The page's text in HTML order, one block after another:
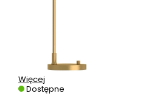
Więcej
Dostępne